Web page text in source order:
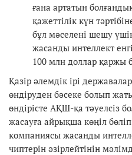
ғана артатын
қажеттілік күн
бұл мәселені шешу
жасанды интеллект
100 млн доллар қаржы
Қазір әлемдік ірі
өндіруден бәсеке болып
өндірісте АҚШ-қа тәуелсіз
жасауға айрықша көңіл
компаниясы жасанды
чиптерін әзірлейтінін